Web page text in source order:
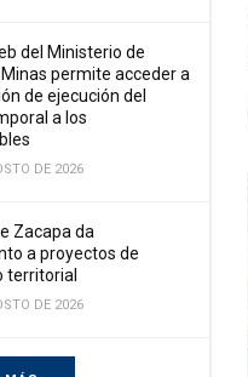
del Ministerio de
Minas permite acceder a
de ejecución del
a los
DE 2026
Zacapa da
a proyectos de
territorial
DE 2026